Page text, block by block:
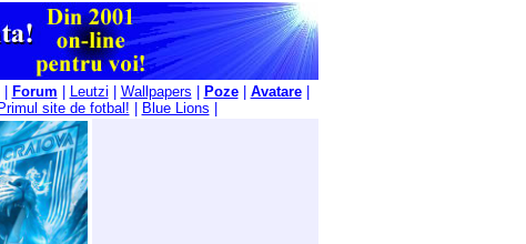
Forum Leutzi Wallpapers Poze| Avatare|
Primul site de fotbal! Blue Lions